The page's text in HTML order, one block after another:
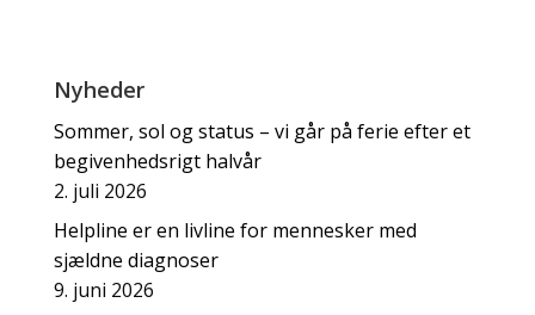
Nyheder
Sommer, sol og status – vi går på ferie efter et
begivenhedsrigt halvår
2. juli 2026
Helpline er en livline for mennesker med
sjældne diagnoser
9. juni 2026